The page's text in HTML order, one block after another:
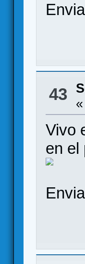
43
«
Vivo
en el